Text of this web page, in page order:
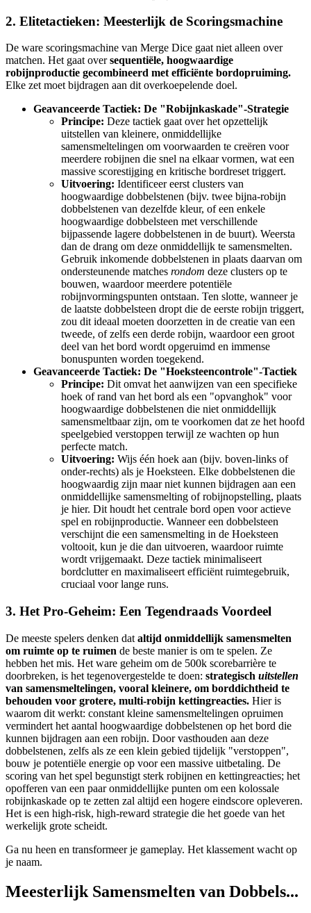
2. Elitetactieken: Meesterlijk de Scoringsmachine
De ware scoringsmachine van Merge Dice gaat niet alleen over
matchen. Het gaat oversequentiële, hoogwaardige
robijnproductie gecombineerd met efficiënte bordopruiming.
Elke zet moet bijdragen aan dit overkoepelende doel.
Geavanceerde Tactiek: De "Robijnkaskade"-Strategie
Principe: Deze tactiek gaat over het opzettelijk
uitstellen van kleinere, onmiddellijke
samensmeltelingen om voorwaarden te creëren voor
meerdere robijnen die snel na elkaar vormen, wat een
massive scorestijging en kritische bordreset triggert.
Uitvoering: Identificeer eerst clusters van
hoogwaardige dobbelstenen (bijv. twee bijna-robijn
dobbelstenen van dezelfde kleur, of een enkele
hoogwaardige dobbelsteen met verschillende
bijpassende lagere dobbelstenen in de buurt). Weersta
dan de drang om deze onmiddellijk te samensmelten.
Gebruik inkomende dobbelstenen in plaats daarvan om
ondersteunende matches rondom deze clusters op te
bouwen, waardoor meerdere potentiële
robijnvormingspunten ontstaan. Ten slotte, wanneer je
de laatste dobbelsteen dropt die de eerste robijn triggert,
zou dit ideaal moeten doorzetten in de creatie van een
tweede, of zelfs een derde robijn, waardoor een groot
deel van het bord wordt opgeruimd en immense
bonuspunten worden toegekend.
Geavanceerde Tactiek: De "Hoeksteencontrole"-Tactiek
Principe: Dit omvat het aanwijzen van een specifieke
hoek of rand van het bord als een "opvanghok" voor
hoogwaardige dobbelstenen die niet onmiddellijk
samensmeltbaar zijn, om te voorkomen dat ze het hoofd
speelgebied verstoppen terwijl ze wachten op hun
perfecte match.
Uitvoering: Wijs één hoek aan (bijv. boven-links of
onder-rechts) als je Hoeksteen. Elke dobbelstenen die
hoogwaardig zijn maar niet kunnen bijdragen aan een
onmiddellijke samensmelting of robijnopstelling, plaats
je hier. Dit houdt het centrale bord open voor actieve
spel en robijnproductie. Wanneer een dobbelsteen
verschijnt die een samensmelting in de Hoeksteen
voltooit, kun je die dan uitvoeren, waardoor ruimte
wordt vrijgemaakt. Deze tactiek minimaliseert
bordclutter en maximaliseert efficiënt ruimtegebruik,
cruciaal voor lange runs.
3. Het Pro-Geheim: Een Tegendraads Voordeel
De meeste spelers denken dat altijd onmiddellijk samensmelten
om ruimte op te ruimen de beste manier is om te spelen. Ze
hebben het mis. Het ware geheim om de 500k scorebarrière te
doorbreken, is het tegenovergestelde te doen: strategisch uitstellen
van samensmeltelingen, vooral kleinere, om borddichtheid te
behouden voor grotere, multi-robijn kettingreacties. Hier is
waarom dit werkt: constant kleine samensmeltelingen opruimen
vermindert het aantal hoogwaardige dobbelstenen op het bord die
kunnen bijdragen aan een robijn. Door vasthouden aan deze
dobbelstenen, zelfs als ze een klein gebied tijdelijk "verstoppen",
bouw je potentiële energie op voor een massive uitbetaling. De
scoring van het spel begunstigt sterk robijnen en kettingreacties; het
opofferen van een paar onmiddellijke punten om een kolossale
robijnkaskade op te zetten zal altijd een hogere eindscore opleveren.
Het is een high-risk, high-reward strategie die het goede van het
werkelijk grote scheidt.
Ga nu heen en transformeer je gameplay. Het klassement wacht op
je naam.
Meesterlijk Samensmelten van Dobbels...